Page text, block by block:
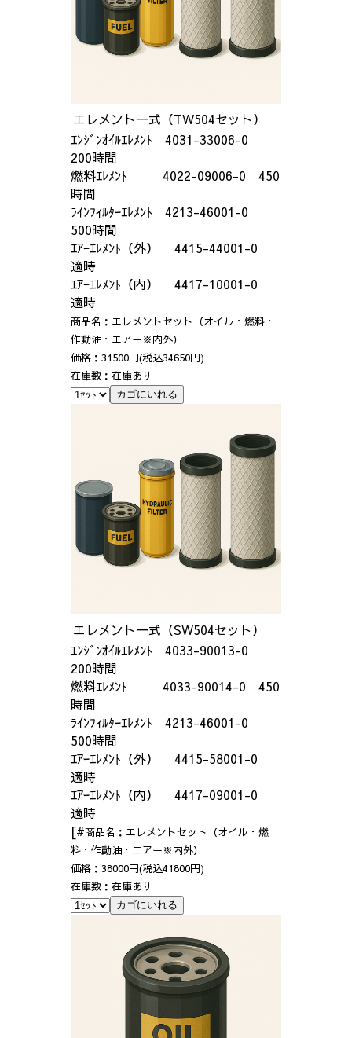
エレメント一式（TW504セット）
ｴﾝｼﾞﾝｵｲﾙｴﾚﾒﾝﾄ 4031-33006-0
200時間
燃料ｴﾚﾒﾝﾄ 4022-09006-0 450
時間
ﾗｲﾝﾌｨﾙﾀｰｴﾚﾒﾝﾄ 4213-46001-0
500時間
ｴｱｰｴﾚﾒﾝﾄ（外） 4415-44001-0
適時
ｴｱｰｴﾚﾒﾝﾄ（内） 4417-10001-0
適時
商品名：エレメントセット（オイル・燃料・
作動油・エアー※内外）
価格：31500円(税込34650円)
在庫数：在庫あり
エレメント一式（SW504セット）
ｴﾝｼﾞﾝｵｲﾙｴﾚﾒﾝﾄ 4033-90013-0
200時間
燃料ｴﾚﾒﾝﾄ 4033-90014-0 450
時間
ﾗｲﾝﾌｨﾙﾀｰｴﾚﾒﾝﾄ 4213-46001-0
500時間
ｴｱｰｴﾚﾒﾝﾄ（外） 4415-58001-0
適時
ｴｱｰｴﾚﾒﾝﾄ（内） 4417-09001-0
適時
[#商品名：エレメントセット（オイル・燃
料・作動油・エアー※内外）
価格：38000円(税込41800円)
在庫数：在庫あり